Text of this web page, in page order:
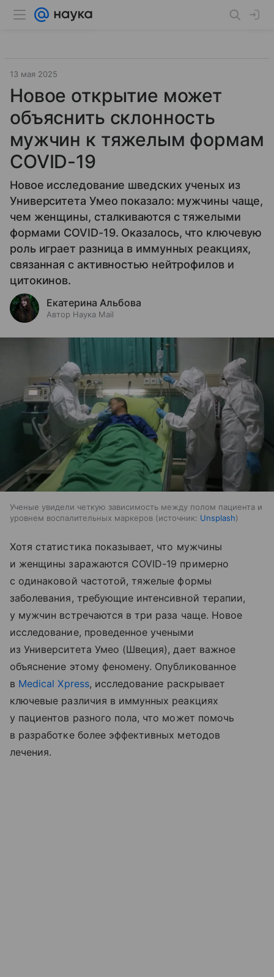
13 мая 2025
Новое открытие может
объяснить склонность
мужчин к тяжелым формам
COVID-19
Новое исследование шведских ученых из
Университета Умео показало: мужчины чаще,
чем женщины, сталкиваются с тяжелыми
формами COVID-19. Оказалось, что ключевую
роль играет разница в иммунных реакциях,
связанная с активностью нейтрофилов и
цитокинов.
Екатерина Альбова
Автор Наука Mail
Ученые увидели четкую зависимость между полом пациента и
уровнем воспалительных маркеров
источник: Unsplash
Хотя статистика показывает, что мужчины
и женщины заражаются COVID-19 примерно
с одинаковой частотой, тяжелые формы
заболевания, требующие интенсивной терапии,
у мужчин встречаются в три раза чаще. Новое
исследование, проведенное учеными
из Университета Умео (Швеция), дает важное
объяснение этому феномену. Опубликованное
в Medical Xpress, исследование раскрывает
ключевые различия в иммунных реакциях
у пациентов разного пола, что может помочь
в разработке более эффективных методов
лечения.